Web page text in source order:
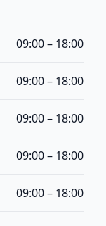
09:00 – 18:00
09:00 – 18:00
09:00 – 18:00
09:00 – 18:00
09:00 – 18:00